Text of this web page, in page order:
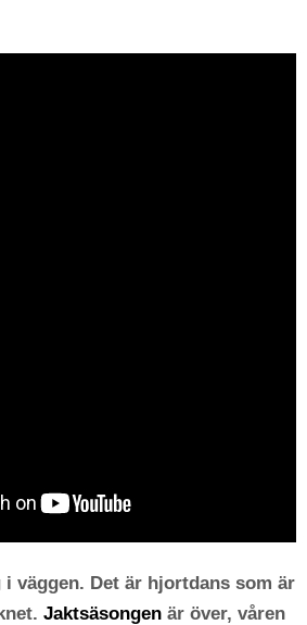
i väggen. Det är hjortdans som är
Jaktsäsongen är över, våren